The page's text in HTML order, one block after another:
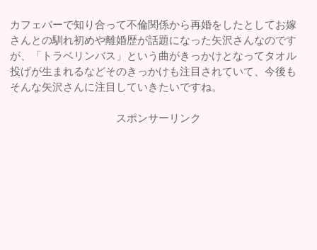
カフェバーで知り合って不倫関係から再婚をしたとしてお嫁
さんとの馴れ初めや離婚歴が話題になった矢沢さんなのです
が、「トラベリンバス」という曲がきっかけとなってタオル
投げが生まれるなどそのきっかけも注目されていて、今後も
そんな矢沢さんに注目していきたいですね。
スポンサーリンク